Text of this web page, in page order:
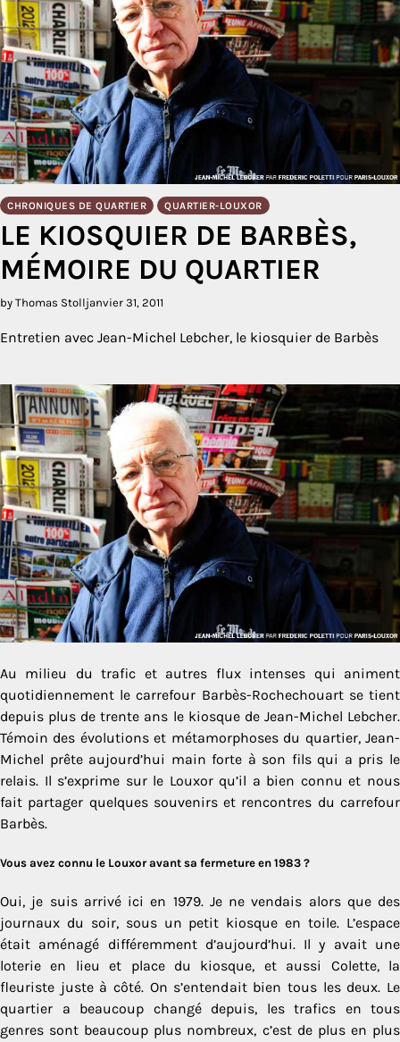
CHRONIQUES DE QUARTIER QUARTIER-LOUXOR
LE KIOSQUIER DE BARBÈS,
MÉMOIRE DU QUARTIER
by Thomas Stolljanvier 31, 2011
Entretien avec Jean-Michel Lebcher, le kiosquier de Barbès
Au milieu du trafic et autres flux intenses qui animent
quotidiennement le carrefour Barbès-Rochechouart se tient
depuis plus de trente ans le kiosque de Jean-Michel Lebcher.
Témoin des évolutions et métamorphoses du quartier, Jean-
Michel prête aujourd’hui main forte à son fils qui a pris le
relais. Il s’exprime sur le Louxor qu’il a bien connu et nous
fait partager quelques souvenirs et rencontres du carrefour
Barbès.
Vous avez connu le Louxor avant sa fermeture en 1983 ?
Oui, je suis arrivé ici en 1979. Je ne vendais alors que des
journaux du soir, sous un petit kiosque en toile. L’espace
était aménagé différemment d’aujourd’hui. Il y avait une
loterie en lieu et place du kiosque, et aussi Colette, la
fleuriste juste à côté. On s’entendait bien tous les deux. Le
quartier a beaucoup changé depuis, les trafics en tous
genres sont beaucoup plus nombreux, c’est de plus en plus